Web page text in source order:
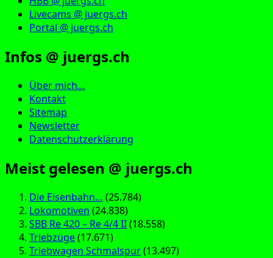
Livecams @ juergs.ch
Portal @ juergs.ch
Infos @ juergs.ch
Über mich…
Kontakt
Sitemap
Newsletter
Datenschutzerklärung
Meist gelesen @ juergs.ch
Die Eisenbahn… (25.784)
Lokomotiven (24.838)
SBB Re 420 – Re 4/4 II(18.558)
Triebzüge(17.671)
Triebwagen Schmalspur(13.497)